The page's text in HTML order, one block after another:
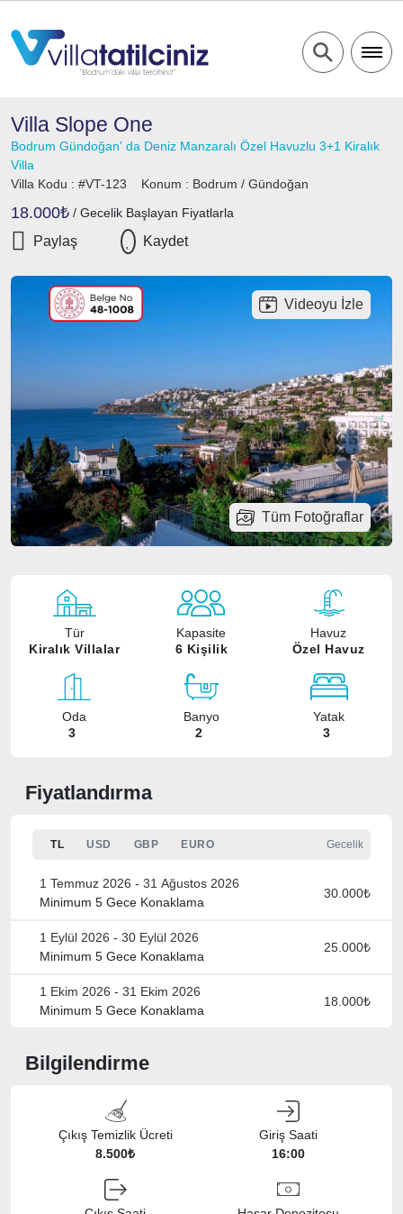
Villa Slope One
Bodrum Gündoğan' da Deniz Manzaralı Özel Havuzlu 3+1 Kiralık
Villa
Villa Kodu : #VT-123 Konum : Bodrum / Gündoğan
18.000₺ / Gecelik Başlayan Fiyatlarla
Paylaş Kaydet
Videoyu İzle
Tüm Fotoğraflar
Tür
Kiralık Villalar
Kapasite
6 Kişilik
Havuz
Özel Havuz
Oda
3
Banyo
2
Yatak
3
Fiyatlandırma
TL USD GBP EURO Gecelik
1 Temmuz 2026 - 31 Ağustos 2026
Minimum 5 Gece Konaklama
30.000₺
1 Eylül 2026 - 30 Eylül 2026
Minimum 5 Gece Konaklama
25.000₺
1 Ekim 2026 - 31 Ekim 2026
Minimum 5 Gece Konaklama
18.000₺
Bilgilendirme
Çıkış Temizlik Ücreti
8.500₺
Giriş Saati
16:00